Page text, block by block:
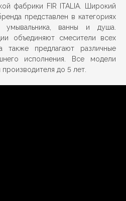
фабрики FIR ITALIA. Широкий
представлен в категориях
умывальника, ванны и душа.
объединяют смесители всех
также предлагают различные
исполнения. Все модели
до 5 лет.